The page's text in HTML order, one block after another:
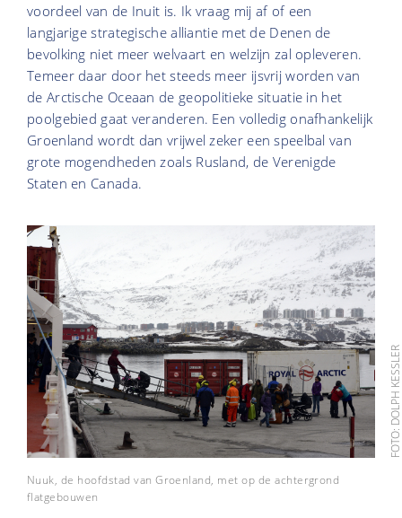
voordeel van de Inuit is. Ik vraag mij af of een
langjarige strategische alliantie met de Denen de
bevolking niet meer welvaart en welzijn zal opleveren.
Temeer daar door het steeds meer ijsvrij worden van
de Arctische Oceaan de geopolitieke situatie in het
poolgebied gaat veranderen. Een volledig onafhankelijk
Groenland wordt dan vrijwel zeker een speelbal van
grote mogendheden zoals Rusland, de Verenigde
Staten en Canada.
FOTO: DOLPH KESSLER
Nuuk, de hoofdstad van Groenland, met op de achtergrond
flatgebouwen